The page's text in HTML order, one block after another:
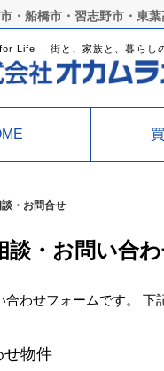
・船橋市・習志野市・東
Life 街と、家族と、暮らし
談・お問合せ
談・お問い合
合わせフォームです。 下
せ物件